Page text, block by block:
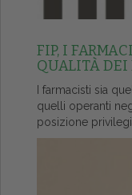
FIP, I
QUALITÀ DEI
I farmacisti sia
quelli operanti
posizione